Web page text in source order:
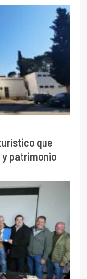
que
patrimonio